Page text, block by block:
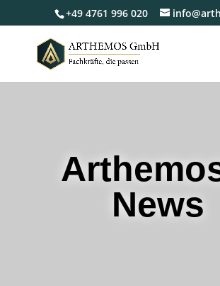
+49 4761 996 020
News